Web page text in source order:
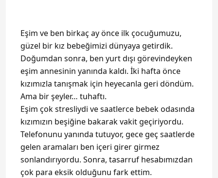
Eşim ve ben birkaç ay önce ilk çocuğumuzu,
güzel bir kız bebeğimizi dünyaya getirdik.
Doğumdan sonra, ben yurt dışı görevindeyken
eşim annesinin yanında kaldı. İki hafta önce
kızımızla tanışmak için heyecanla geri döndüm.
Ama bir şeyler… tuhaftı.
Eşim çok stresliydi ve saatlerce bebek odasında
kızımızın beşiğine bakarak vakit geçiriyordu.
Telefonunu yanında tutuyor, gece geç saatlerde
gelen aramaları ben içeri girer girmez
sonlandırıyordu. Sonra, tasarruf hesabımızdan
çok para eksik olduğunu fark ettim.